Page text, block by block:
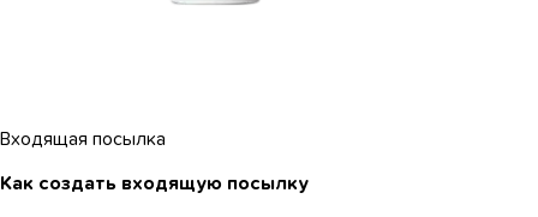
Входящая посылка
Как создать входящую посылку